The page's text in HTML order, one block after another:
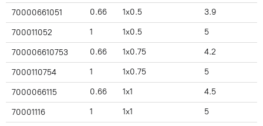
70000661051 0.66 1x0.5 3.9
700011052 1 1x0.5 5
700006610753 0.66 1x0.75 4.2
7000110754 1 1x0.75 5
7000066115 0.66 1x1 4.5
70001116 1 1x1 5